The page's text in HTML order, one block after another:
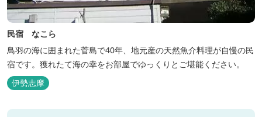
民宿 なこら
鳥羽の海に囲まれた菅島で40年、地元産の天然魚介料理が自慢の民
宿です。獲れたて海の幸をお部屋でゆっくりとご堪能ください。
伊勢志摩